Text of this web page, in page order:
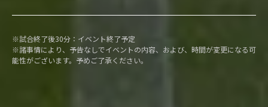
※試合終了後30分：イベント終了予定
※諸事情により、予告なしでイベントの内容、および、時間が変更になる可
能性がございます。予めご了承ください。